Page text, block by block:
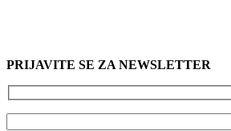
PRIJAVITE SE ZA NEWSLETTER